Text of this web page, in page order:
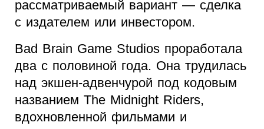
рассматриваемый вариант — сделка
с издателем или инвестором.
Bad Brain Game Studios проработала
два с половиной года. Она трудилась
над экшен-адвенчурой под кодовым
названием The Midnight Riders,
вдохновленной фильмами и